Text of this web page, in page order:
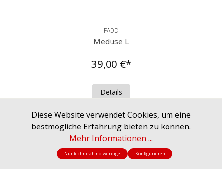
FÄDD
Meduse L
39,00 €*
Details
Diese Website verwendet Cookies, um eine
bestmögliche Erfahrung bieten zu können.
Mehr Informationen ...
Nur technisch notwendige Konfigurieren